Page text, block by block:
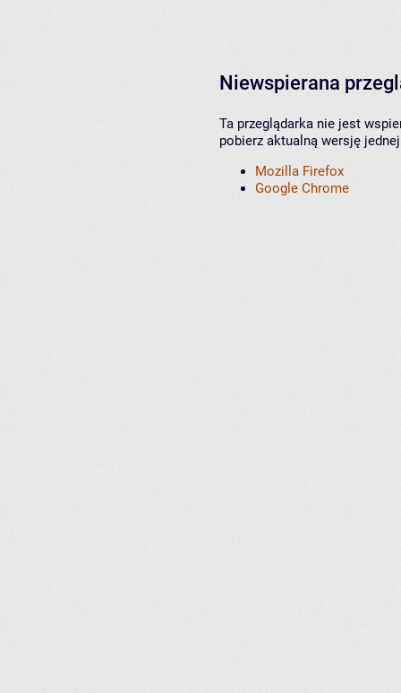
Niewspierana
Ta przeglądarka nie jest
pobierz aktualną wersję
Mozilla Firefox
Google Chrome